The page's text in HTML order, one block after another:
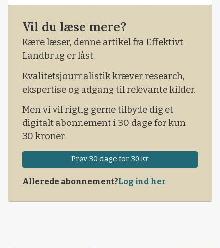
Der kommer offentligt tilsyn af alle niveau 2-
besætninger. Der skal tages blodprøver i nogle
niveau 1-besætninger, og der kommer nye
egenbetalte kontrolbesøg af Fødevarestyrelsen.
er blevet udryddet i kvægproduktionen i 2020.
Vil du læse mere?
Kære læser, denne artikel fra Effektivt
Landbrug er låst.
Kvalitetsjournalistik kræver research,
ekspertise og adgang til relevante kilder.
Men vi vil rigtig gerne tilbyde dig et
digitalt abonnement i 30 dage for kun
30 kroner.
Prøv 30 dage for 30 kr
Allerede abonnement?Log ind her